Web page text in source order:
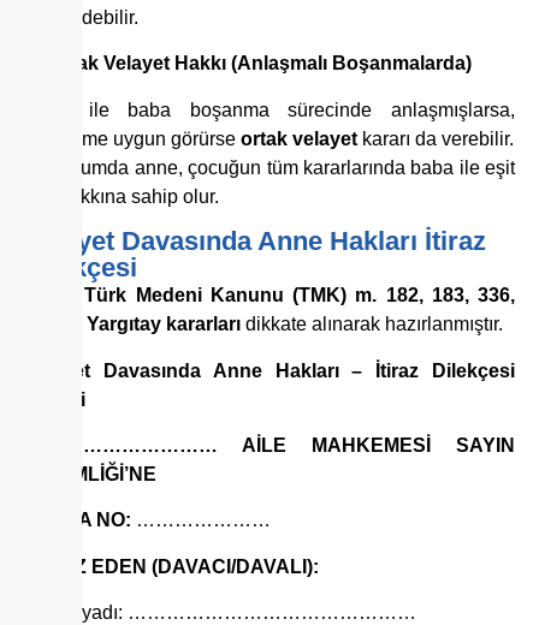
talep edebilir.
Ortak Velayet Hakkı (Anlaşmalı Boşanmalarda)
Anne ile baba boşanma sürecinde anlaşmışlarsa,
mahkeme uygun görürse ortak velayet kararı da verebilir.
Bu durumda anne, çocuğun tüm kararlarında baba ile eşit
söz hakkına sahip olur.
Velayet Davasında Anne Hakları İtiraz
Dilekçesi
Metin,Türk Medeni Kanunu (TMK) m. 182, 183, 336,
Yargıtay kararları dikkate alınarak hazırlanmıştır.
Velayet Davasında Anne Hakları – İtiraz Dilekçesi
Örneği
T.C. ………………… AİLE MAHKEMESİ SAYIN
HÂKİMLİĞİ’NE
DOSYA NO: …………………
İTİRAZ EDEN (DAVACI/DAVALI):
Adı Soyadı: ………………………………………